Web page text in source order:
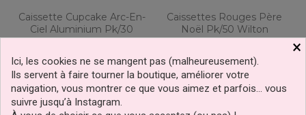
Caissette Cupcake Arc-En-
Ciel Aluminium Pk/30
PME
Prix
3,49 €
Ajouter au panier
Caissettes Rouges Père
Noël Pk/50 Wilton
Prix
de
3,29 €
-35%
Prix
2,14 €
Ajouter au panier
×
Ici, les cookies ne se mangent pas (malheureusement).
Ils servent à faire tourner la boutique, améliorer votre
navigation, vous montrer ce que vous aimez et parfois… vous
suivre jusqu’à Instagram.